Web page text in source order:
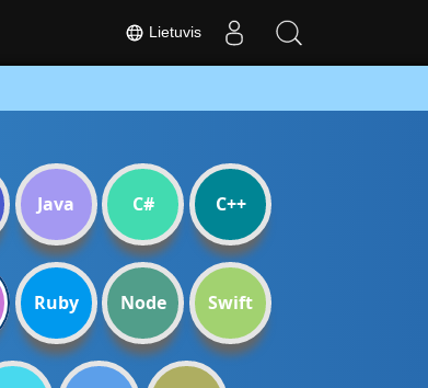
Java C# C++
Ruby Node Swift
Lietuvis